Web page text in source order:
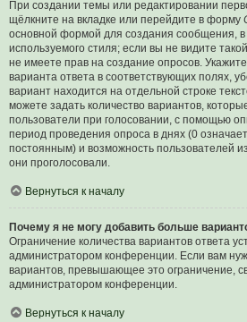
При создании темы или редактировании
щёлкните на вкладке или перейдите в форму
основной формой для создания сообщения, в
используемого стиля; если вы не видите
не имеете прав на создание опросов.
варианта ответа в соответствующих полях,
вариант находится на отдельной строке
можете задать количество вариантов,
пользователи при голосовании, с помощью
период проведения опроса в днях (0
постоянным) и возможность пользователей
они проголосовали.
Вернуться к началу
Почему я не могу добавить больше
Ограничение количества вариантов ответа
администратором конференции. Если вам
вариантов, превышающее это ограничение,
администратором конференции.
Вернуться к началу